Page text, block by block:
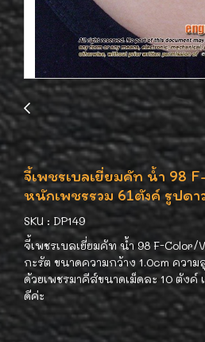
จี้เพชรเบลเยี่ยมคัท น้ำ 98
หนักเพชรรวม 61ตังค์ รูปดา
SKU : DP149
จี้เพชรเบลเยี่ยมคัท น้ำ 98 F-Color/
กะรัต ขนาดความกว้าง 1.0cm ควา
ด้วยเพชรมาคีส์ขนาดเม็ดละ 10 ตังค์
ดีค่ะ